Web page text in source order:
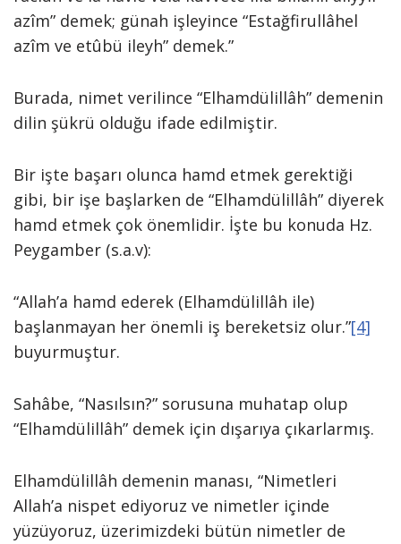
azîm” demek; günah işleyince “Estağfirullâhel
azîm ve etûbü ileyh” demek.”
Burada, nimet verilince “Elhamdülillâh” demenin
dilin şükrü olduğu ifade edilmiştir.
Bir işte başarı olunca hamd etmek gerektiği
gibi, bir işe başlarken de “Elhamdülillâh” diyerek
hamd etmek çok önemlidir. İşte bu konuda Hz.
Peygamber (s.a.v):
“Allah’a hamd ederek (Elhamdülillâh ile)
başlanmayan her önemli iş bereketsiz olur.”[4]
buyurmuştur.
Sahâbe, “Nasılsın?” sorusuna muhatap olup
“Elhamdülillâh” demek için dışarıya çıkarlarmış.
Elhamdülillâh demenin manası, “Nimetleri
Allah’a nispet ediyoruz ve nimetler içinde
yüzüyoruz, üzerimizdeki bütün nimetler de